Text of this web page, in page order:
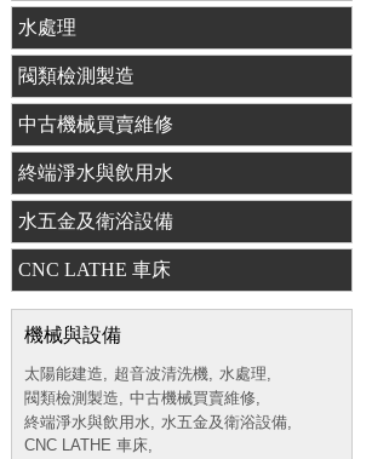
水處理
閥類檢測製造
中古機械買賣維修
終端淨水與飲用水
水五金及衛浴設備
CNC LATHE 車床
機械與設備
太陽能建造, 超音波清洗機, 水處理,
閥類檢測製造, 中古機械買賣維修,
終端淨水與飲用水, 水五金及衛浴設備,
CNC LATHE 車床,